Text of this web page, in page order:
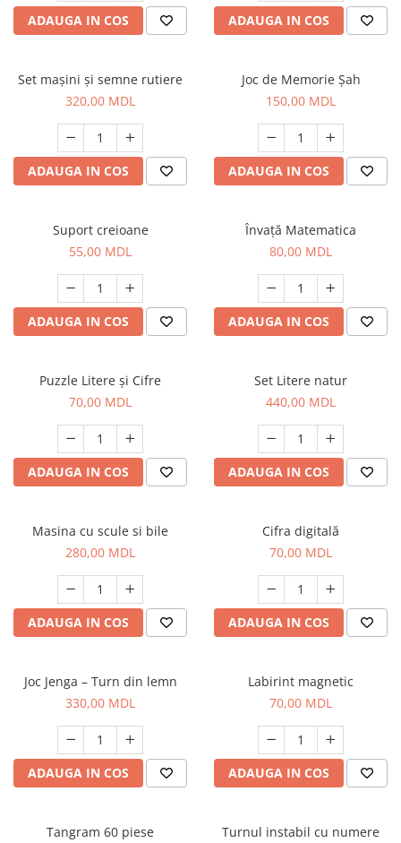
ADAUGA IN COS ADAUGA IN COS
Set mașini și semne rutiere
320,00 MDL
ADAUGA IN COS
Joc de Memorie Șah
150,00 MDL
ADAUGA IN COS
Suport creioane
55,00 MDL
ADAUGA IN COS
Învaţă Matematica
80,00 MDL
ADAUGA IN COS
Puzzle Litere şi Cifre
70,00 MDL
ADAUGA IN COS
Set Litere natur
440,00 MDL
ADAUGA IN COS
Masina cu scule si bile
280,00 MDL
ADAUGA IN COS
Cifra digitală
70,00 MDL
ADAUGA IN COS
Joc Jenga – Turn din lemn
330,00 MDL
ADAUGA IN COS
Labirint magnetic
70,00 MDL
ADAUGA IN COS
Tangram 60 piese
Turnul instabil cu numere